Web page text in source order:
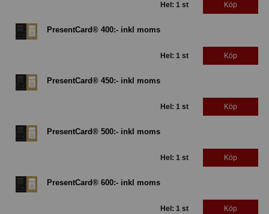
Hel: 1 st Köp
PresentCard® 400:- inkl moms
Hel: 1 st Köp
PresentCard® 450:- inkl moms
Hel: 1 st Köp
PresentCard® 500:- inkl moms
Hel: 1 st Köp
PresentCard® 600:- inkl moms
Hel: 1 st Köp